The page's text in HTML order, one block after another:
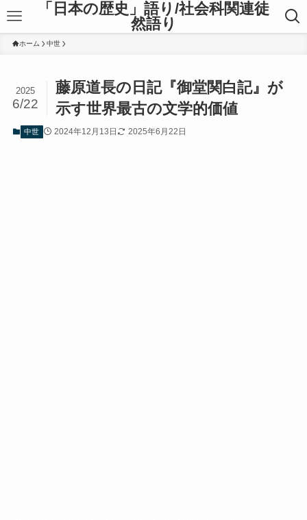
「日本の歴史」語り/社会科関連徒
然語り
ホーム 中世
藤原道長の日記『御堂関白記』が
示す世界最古の文学的価値
2025
6/22
中世 2024年12月13日 2025年6月22日